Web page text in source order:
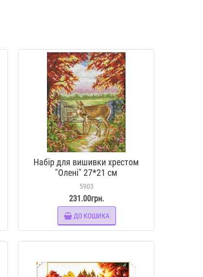
Набір для вишивки хрестом
"Олені" 27*21 см
5903
231.00грн.
ДО КОШИКА